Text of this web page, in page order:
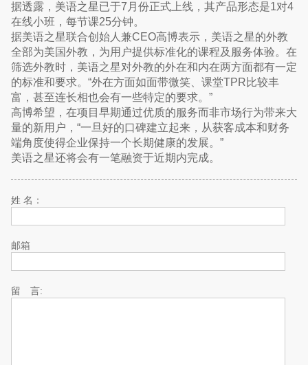
据透露，美语之星已于7月份正式上线，其产品形态是1对4
在线小班，每节课25分钟。
据美语之星联合创始人兼CEO高博表示，美语之星的外教
全部为美国外教，为用户提供标准化的课程及服务体验。在
筛选外教时，美语之星对外教的外在和内在两方面都有一定
的标准和要求。“外在方面如面带微笑、课堂TPR比较丰
富，甚至连长相也会有一些特定的要求。”
高博希望，在项目早期通过优质的服务而非市场行为带来大
量的新用户，“一旦好的口碑建立起来，从获客成本和财务
端角度使得企业保持一个长期健康的发展。”
美语之星还将会有一笔融资于近期内完成。
姓 名：
邮箱
留 言: